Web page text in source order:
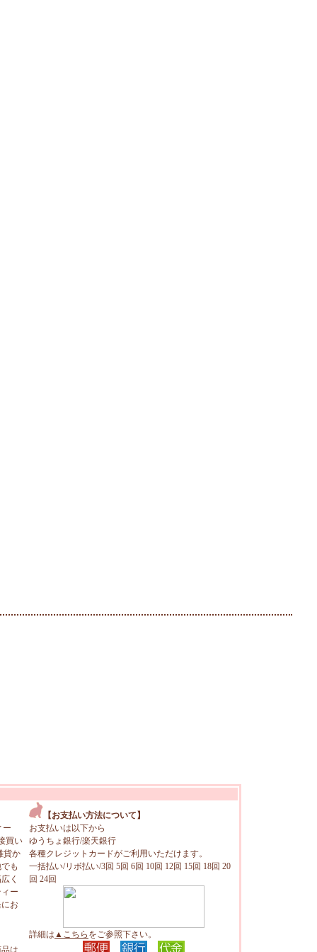
ー
買い
貨か
も
く
ー
お
は
【お支払い方法について】
お支払いは以下から
ゆうちょ銀行/楽天銀行
各種クレジットカードがご利用いただけます。
一括払い/リボ払い/3回 5回 6回 10回 12回 15回 18回 20
回 24回
詳細は ▲こちら をご参照下さい。